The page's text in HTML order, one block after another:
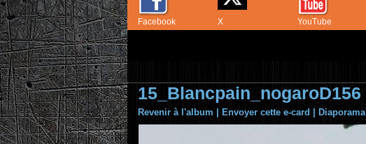
Facebook X YouTube
15_Blancpain_nogaroD156
Revenir à l'album Envoyer cette e-card Diaporama